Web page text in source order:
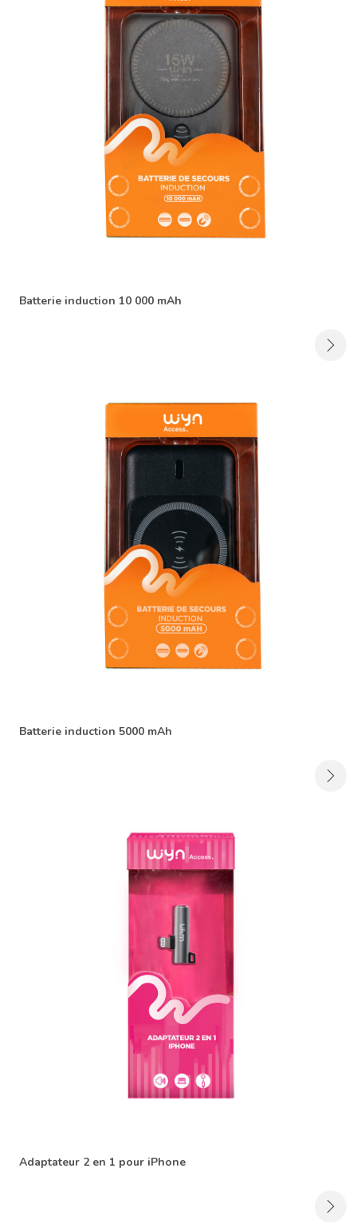
Batterie induction 10 000 mAh
Batterie induction 5000 mAh
Adaptateur 2 en 1 pour iPhone